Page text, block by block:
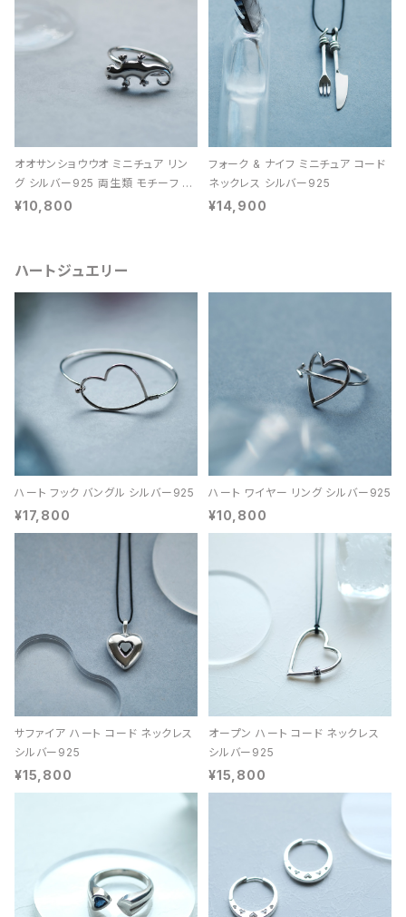
オオサンショウウオ ミニチュア リン
グ シルバー925 両生類 モチーフ レ
ディース ユニセックス
¥10,800
フォーク & ナイフ ミニチュア コード
ネックレス シルバー925
¥14,900
ハートジュエリー
ハート フック バングル シルバー925
¥17,800
ハート ワイヤー リング シルバー925
¥10,800
サファイア ハート コード ネックレス
シルバー925
¥15,800
オープン ハート コード ネックレス
シルバー925
¥15,800